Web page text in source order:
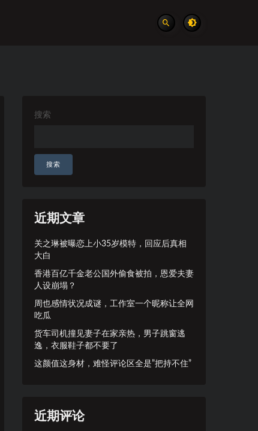
搜索
搜索
近期文章
关之琳被曝恋上小35岁模特，回应后真相
大白
香港百亿千金老公国外偷食被拍，恩爱夫妻
人设崩塌？
周也感情状况成谜，工作室一个昵称让全网
吃瓜
货车司机撞见妻子在家亲热，男子跳窗逃
逸，衣服鞋子都不要了
这颜值这身材，难怪评论区全是”把持不住”
近期评论